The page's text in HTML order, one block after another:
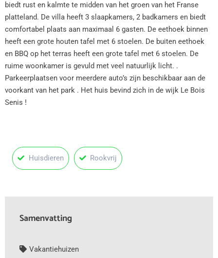
biedt rust en kalmte te midden van het groen van het Franse
platteland. De villa heeft 3 slaapkamers, 2 badkamers en biedt
comfortabel plaats aan maximaal 6 gasten. De eethoek binnen
heeft een grote houten tafel met 6 stoelen. De buiten eethoek
en BBQ op het terras heeft een grote tafel met 6 stoelen. De
ruime woonkamer is gevuld met veel natuurlijk licht. .
Parkeerplaatsen voor meerdere auto’s zijn beschikbaar aan de
voorkant van het park . Het huis bevind zich in de wijk Le Bois
Senis !
Huisdieren Rookvrij
Samenvatting
Vakantiehuizen